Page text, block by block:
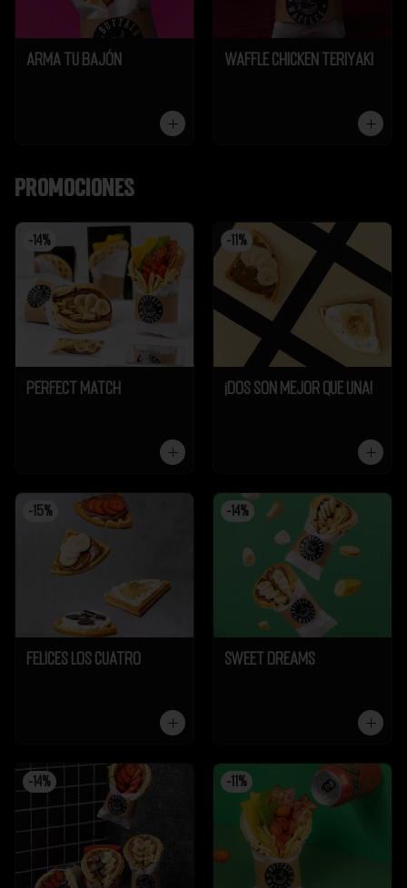
Arma tu Bajón Waffle Chicken Teriyaki
Promociones
- 14 %
Perfect Match
- %
¡Dos son mejor que UNA!
- 15%
Felices los cuatro
- 14 %
Sweet Dreams
- 14 % - %